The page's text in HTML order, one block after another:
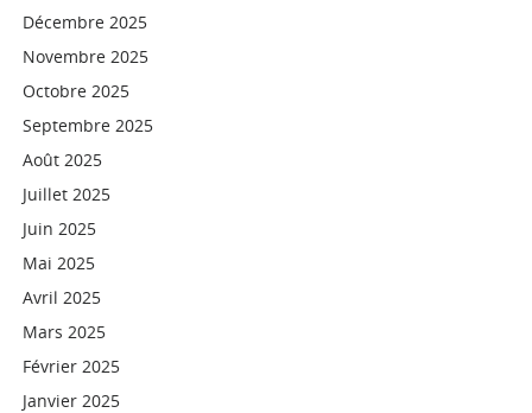
Décembre 2025
Novembre 2025
Octobre 2025
Septembre 2025
Août 2025
Juillet 2025
Juin 2025
Mai 2025
Avril 2025
Mars 2025
Février 2025
Janvier 2025